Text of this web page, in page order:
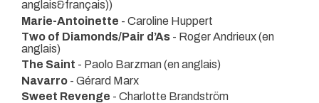
anglais&français))
Marie-Antoinette - Caroline Huppert
Two of Diamonds/Pair d’As - Roger Andrieux (en
anglais)
The Saint - Paolo Barzman (en anglais)
Navarro - Gérard Marx
Sweet Revenge - Charlotte Brandström